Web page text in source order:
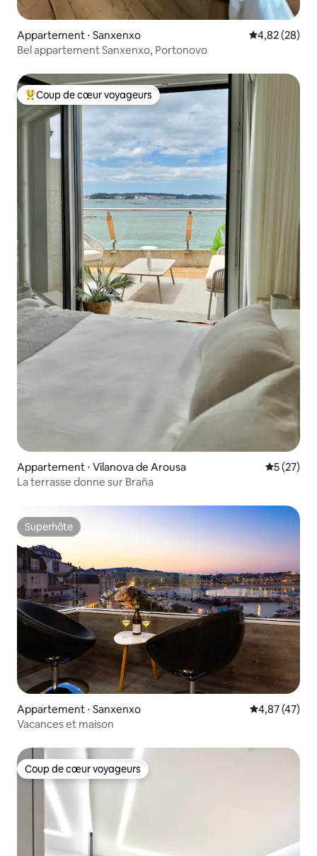
Appartement ⋅ Sanxenxo Évaluation
4,82 (28)
Bel appartement Sanxenxo, Portonovo
Coups de cœur voyageurs les plus appréciés
Coup de cœur voyageurs
Appartement ⋅ Vilanova de Arousa
5 (27)
La terrasse donne sur Braña
Superhôte
Superhôte
Appartement ⋅ Sanxenxo Évaluation
4,87 (47)
Vacances et maison
Coup de cœur voyageurs
Coup de cœur voyageurs